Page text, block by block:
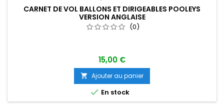
CARNET DE VOL BALLONS ET DIRIGEABLES POOLEYS
VERSION ANGLAISE
(0)
15,00 €
 Ajouter au panier
 En stock